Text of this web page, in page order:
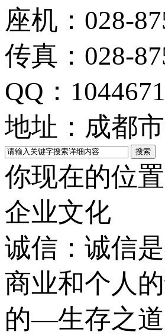
座机：028-
传真：028-
QQ：
地址：成都
你现在的位置
企业文化
诚信：诚信
商业和个人
的—生存之